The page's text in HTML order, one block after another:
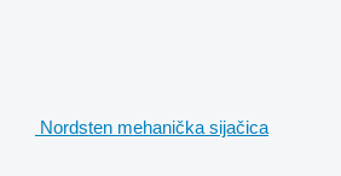
Nordsten mehanička sijačica